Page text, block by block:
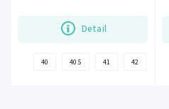
Detail
40 40.5 41 42